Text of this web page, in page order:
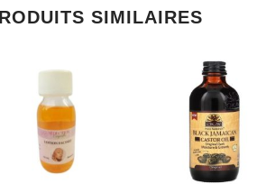
SIMILAIRES
AJOUTER
À MES
FAVORIS
AJOUTER
À MES
FAVORIS